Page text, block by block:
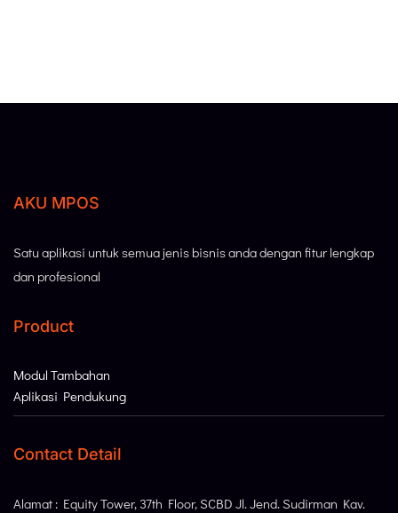
AKU MPOS
Satu aplikasi untuk semua jenis bisnis anda dengan fitur lengkap
dan profesional
Product
Modul Tambahan
Aplikasi Pendukung
Contact Detail
Alamat : Equity Tower, 37th Floor, SCBD Jl. Jend. Sudirman Kav.